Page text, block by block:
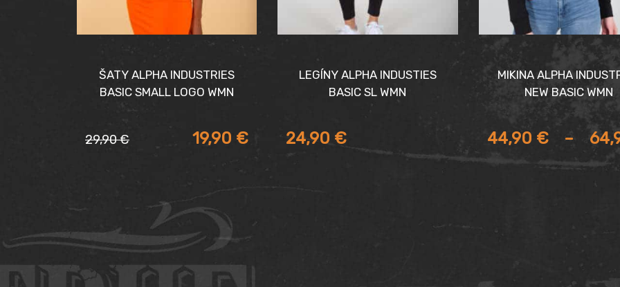
ŠATY ALPHA INDUSTRIES
BASIC SMALL LOGO WMN
29,90€
Pôvodná
bola:
29,90 €.
19,90 €
Aktuálna
je:
19,90 €.
LEGÍNY ALPHA INDUSTIES
BASIC SL WMN
24,90 €
MIKINA ALPHA
NEW BASIC WMN
44,90 € –
Price